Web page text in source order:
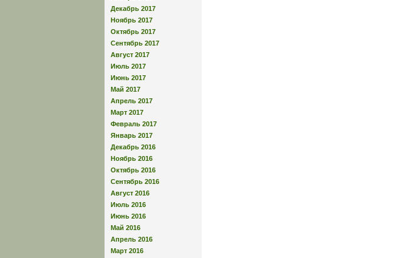
Декабрь 2017
Ноябрь 2017
Октябрь 2017
Сентябрь 2017
Август 2017
Июль 2017
Июнь 2017
Май 2017
Апрель 2017
Март 2017
Февраль 2017
Январь 2017
Декабрь 2016
Ноябрь 2016
Октябрь 2016
Сентябрь 2016
Август 2016
Июль 2016
Июнь 2016
Май 2016
Апрель 2016
Март 2016